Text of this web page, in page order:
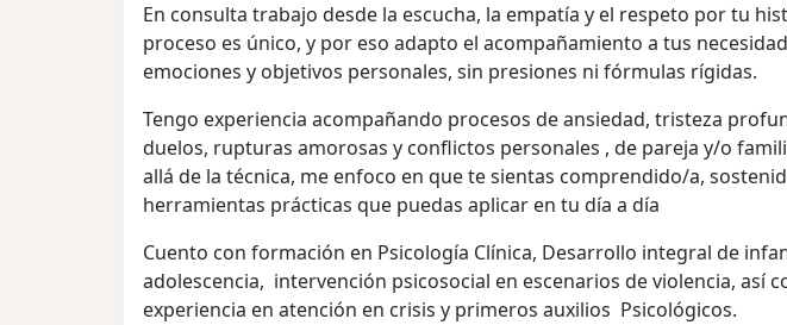
En consulta trabajo desde la escucha, la empatía y el respeto por tu
proceso es único, y por eso adapto el acompañamiento a tus
emociones y objetivos personales, sin presiones ni fórmulas rígidas.
Tengo experiencia acompañando procesos de ansiedad, tristeza
duelos, rupturas amorosas y conflictos personales , de pareja y/o
allá de la técnica, me enfoco en que te sientas comprendido/a,
herramientas prácticas que puedas aplicar en tu día a día
Cuento con formación en Psicología Clínica, Desarrollo integral de
adolescencia, intervención psicosocial en escenarios de violencia, así
experiencia en atención en crisis y primeros auxilios Psicológicos.